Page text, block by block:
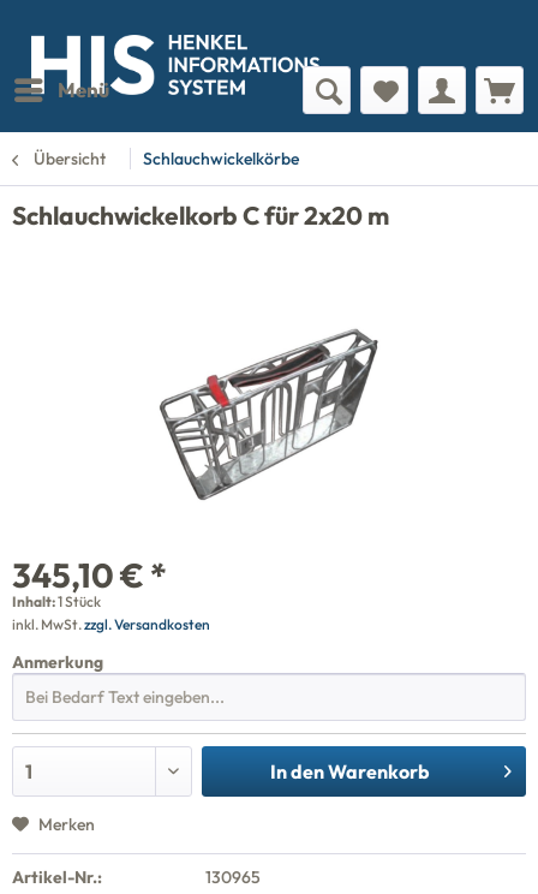
Menü
Übersicht Schlauchwickelkörbe
Schlauchwickelkorb C für 2x20 m
345,10 € *
Inhalt:1 Stück
inkl. MwSt.zzgl. Versandkosten
Anmerkung
In denWarenkorb
Merken
Artikel-Nr.: 130965